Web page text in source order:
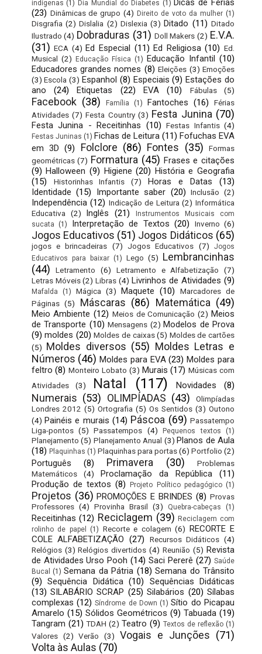
indígenas (1) Dia Mundial do Diabetes (1)
(23) Dinâmicas de grupo (4) Direito de voto da mulher (1)
Disgrafia (2) Dislalia (2) Dislexia (3) Ditado (11) Ditado
Ilustrado (4) Dobraduras (31) Doll Makers (2) E.V.A.
(31) ECA (4) Ed Especial (11) Ed Religiosa (10) Ed.
Musical (2) Educação Física (1) Educação Infantil (10)
Educadores grandes nomes (8) Eleições (3) Emoções
(3) Escola (3) Espanhol (8) Especiais (9) Estações do
ano
(24) Etiquetas (22) EVA (10) Fábulas (5)
Facebook (38) Família (1) Fantoches (16)
Férias
Atividades (7) Festa Country (3) Festa Junina (70)
Festa Junina - Receitinhas (10) Festas Infantis (4)
Festas Juninas (1) Fichas de Leitura (11) Fofuchas EVA
em 3D (9) Folclore (86) Fontes (35)
Formas
geométricas (7) Formatura (45) Frases e citações
(9) Halloween (9) Higiene (20) História e Geografia
(15)
Historinhas Infantis (7) Horas e Datas
(13)
Identidade (15) Importante saber (20) Inclusão (2)
Independência (12) Indicação de Leitura (2) Informática
Educativa
(2) Inglês (21)
Instrumentos Musicais com
sucata
(1) Interpretação de Textos (20) Inverno (6)
Jogos Educativos (51) Jogos Didáticos (65)
jogos e brincadeiras (7) Jogos Educativos (7)
Jogos
Educativos para baixar (1) Lego (5) Lembrancinhas
(44)
Letramento (6) Letramento e Alfabetização
(7)
Letras Móveis (2) Libras (4) Livrinhos de Atividades (9)
Mafalda (1) Mágica (3) Maquete (10)
Marcadores de
Páginas (5) Máscaras (86) Matemática (49)
Meio Ambiente (12) Meios de Comunicação (2) Meios
de Transporte (10) Mensagens (2) Modelos de Prova
(9) moldes (20) Moldes de caixas (5) Moldes de cartões
(5) Moldes diversos (55) Moldes Letras e
Números (46) Moldes para EVA (23) Moldes para
feltro (8) Monteiro Lobato (3) Murais (17) Músicas com
Atividades
(3) Natal (117) Novidades (8)
Numerais (53) OLIMPÍADAS (43)
Olimpíadas
Londres 2012 (5) Ortografia (5) Os Sentidos (3) Outono
(4) Painéis e murais (14) Páscoa (69) Passatempo
Liga-pontos (5) Passatempos (4) Pequenos textos (1)
Planejamento (5) Planejamento Anual (3) Planos de Aula
(18) Plaquinhas (1) Plaquinhas para portas(6) Portfolio (2)
Português (8) Primavera (30)
Problemas
Matemáticos
(4) Proclamação da República
(11)
Produção de textos (8) Projeto Político pedagógico (1)
Projetos (36) PROMOÇÕES E BRINDES (8) Provas
Professores (4) Provinha Brasil (3) Quebra-cabeças (1)
Receitinhas (12) Reciclagem (39) Reciclagem com
rolinho de papel
(1) Recorte e colagem (6) RECORTE E
COLE ALFABETIZAÇÃO (27) Recursos Didáticos (4)
Relógios (3) Relógios divertidos (4) Reunião (5) Revista
de Atividades Urso Pooh (14) Saci Pererê (27) Saúde
Bucal
(1) Semana da Pátria (18) Semana do Trânsito
(9) Sequência Didática (10)
Sequências Didáticas
(13) SILABÁRIO SCRAP (25) Silabários (20) Sílabas
complexas (12) Síndrome de Down (1) Sítio do Picapau
Amarelo (15) Sólidos Geométricos (9) Tabuada (19)
Tangram (21) TDAH (2) Teatro (9) Textos de reflexão (1)
Valores (2) Verão (3) Vogais e Junções (71)
Volta às Aulas (70)